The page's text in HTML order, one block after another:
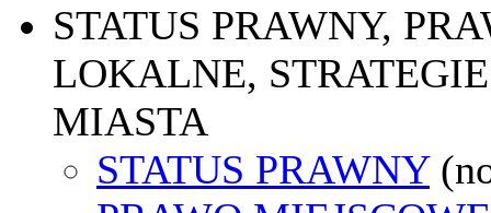
STATUS PRAWNY,
LOKALNE,
MIASTA
STATUS PRAWNY